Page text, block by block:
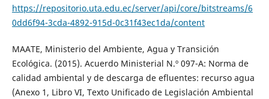
https://repositorio.uta.edu.ec/server/api/core/bitstreams/6
0dd6f94-3cda-4892-915d-0c31f43ec1da/content
MAATE, Ministerio del Ambiente, Agua y Transición
Ecológica. (2015). Acuerdo Ministerial N.º 097-A: Norma de
calidad ambiental y de descarga de efluentes: recurso agua
(Anexo 1, Libro VI, Texto Unificado de Legislación Ambiental